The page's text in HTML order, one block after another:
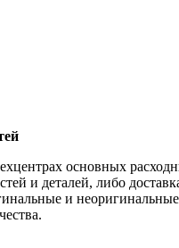
основных
и деталей, либо
и неоригинальные